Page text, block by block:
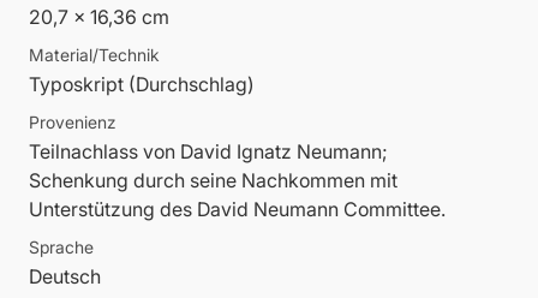
20,7 x 16,36 cm
Material/Technik
Typoskript (Durchschlag)
Provenienz
Teilnachlass von David Ignatz Neumann;
Schenkung durch seine Nachkommen mit
Unterstützung des David Neumann Committee.
Sprache
Deutsch